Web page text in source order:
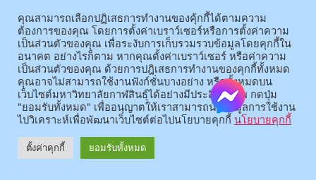
8.8 ปกป้องสิทธิแรงงานและ ส่งเสริมสภาพแวดล้อมในการ
ทำงานที่ปลอดภัย และมั่นคงสำหรับผู้ทำงานทุกคนรวมถึงผู้ทำงาน
ต่างด้าว โดยเฉพาะหญิง ต่างด้าวและผู้ที่ทำงานเสี่ยงอันตราย
8.9 ในปี 2030, วางแผนและดำเนินนโยบายเพื่อส่งเสริมการท่อง
เที่ยวอย่างยั่งยืนที่สร้างงานและส่งเสริมวัฒนธรรมท้องถิ่นและ
ผลิตภัณฑ์
8.10 เสริมความแข็งแกร่งของสถาบันทางการเงินภายในประเทศ
คุณสามารถเลือกปฏิเสธการทำงานของคุ้กกี้ได้ตามความ
ต้องการของคุณ โดยการตั้งค่าเบราว์เซอร์หรือการตั้งค่าความ
เป็นส่วนตัวของคุณ เพื่อระงับการเก็บรวมรวบข้อมูลโดยคุกกี้ใน
อนาคต อย่างไรก็ตาม หากคุณตั้งค่าเบราว์เซอร์ หรือค่าความ
เป็นส่วนตัวของคุณ ด้วยการปฎิเสธการทำงานของคุกกี้ทั้งหมด
คุณอาจไม่สามารถใช้งานฟังก์ชั่นบางอย่าง หรือทั้งหมดบน
เว็บไซต์มหาวิทยาลัยกาฬสินธุ์ได้อย่างมีประสิทธิภาพ กดปุ่ม
"ยอมรับทั้งหมด" เพื่ออนุญาตให้เราสามารถนำข้อมูลการใช้งาน
ไปวิเคราะห์เพื่อพัฒนาเว็บไซต์ต่อไปนโยบายคุกกี้ นโยบายคุกกี้
ตั้งค่าคุกกี้ ยอมรับทั้งหมด